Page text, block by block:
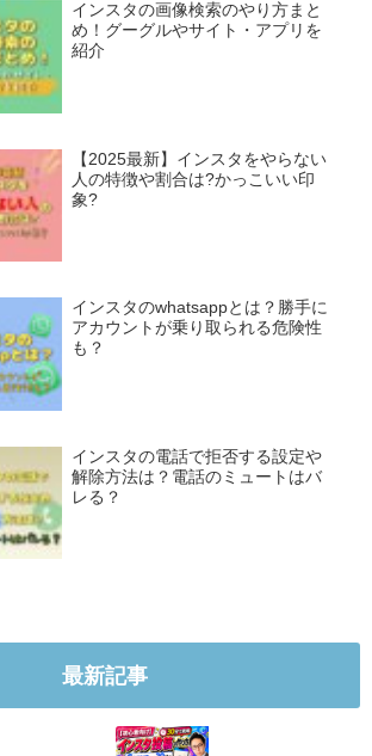
インスタの画像検索のやり方まと
め！グーグルやサイト・アプリを
紹介
【2025最新】インスタをやらない
人の特徴や割合は?かっこいい印
象?
インスタのwhatsappとは？勝手に
アカウントが乗り取られる危険性
も？
インスタの電話で拒否する設定や
解除方法は？電話のミュートはバ
レる？
最新記事